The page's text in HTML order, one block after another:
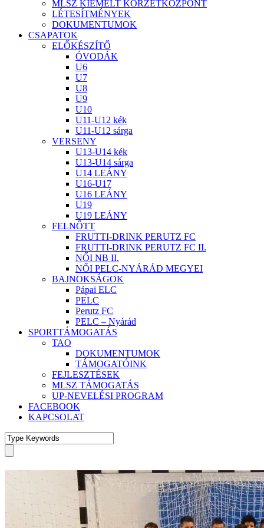
MLSZ KIEMELT KÖRZETKÖZPONT
LÉTESÍTMÉNYEK
DOKUMENTUMOK
CSAPATOK
ELŐKÉSZÍTŐ
ÓVODÁK
U6
U7
U8
U9
U10
U11-U12 kék
U11-U12 sárga
VERSENY
U13-U14 kék
U13-U14 sárga
U14 LEÁNY
U16-U17
U16 LEÁNY
U19
U19 LEÁNY
FELNŐTT
FRUTTI-DRINK PERUTZ FC
FRUTTI-DRINK PERUTZ FC II.
NŐI NB II.
NŐI PELC-NYÁRÁD MEGYEI
BAJNOKSÁGOK
Pápai ELC
PELC
Perutz FC
PELC – Nyárád
SPORTTÁMOGATÁS
TAO
DOKUMENTUMOK
TÁMOGATÓINK
FEJLESZTÉSEK
MLSZ TÁMOGATÁS
UP-NEVELÉSI PROGRAM
FACEBOOK
KAPCSOLAT